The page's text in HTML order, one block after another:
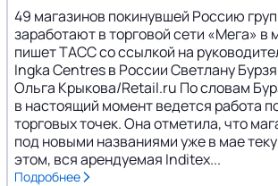
49 магазинов покинувшей Россию
заработают в торговой сети «Мега» в
пишет ТАСС со ссылкой на
Ingka Centres в России Светлану
Ольга Крыкова/Retail.ru По словам
в настоящий момент ведется работа
торговых точек. Она отметила, что
под новыми названиями уже в мае
этом, вся арендуемая Inditex...
Подробнее